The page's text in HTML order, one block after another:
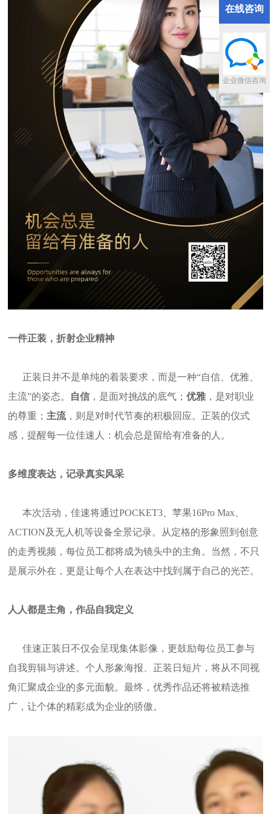
一件正装，折射企业精神
正装日并不是单纯的着装要求，而是一种“自信、优雅、
主流”的姿态。 自信 ，是面对挑战的底气；优雅，是对职业
的尊重； 主流，则是对时代节奏的积极回应。正装的仪式
感，提醒每一位佳速人：机会总是留给有准备的人。
多维度表达，记录真实风采
本次活动，佳速将通过POCKET3、苹果16Pro Max、
ACTION及无人机等设备全景记录。从定格的形象照到创意
的走秀视频，每位员工都将成为镜头中的主角。当然，不只
是展示外在，更是让每个人在表达中找到属于自己的光芒。
人人都是主角，作品自我定义
佳速正装日不仅会呈现集体影像，更鼓励每位员工参与
自我剪辑与讲述。个人形象海报、正装日短片，将从不同视
角汇聚成企业的多元面貌。最终，优秀作品还将被精选推
广，让个体的精彩成为企业的骄傲。
在线咨询
企业微信咨询